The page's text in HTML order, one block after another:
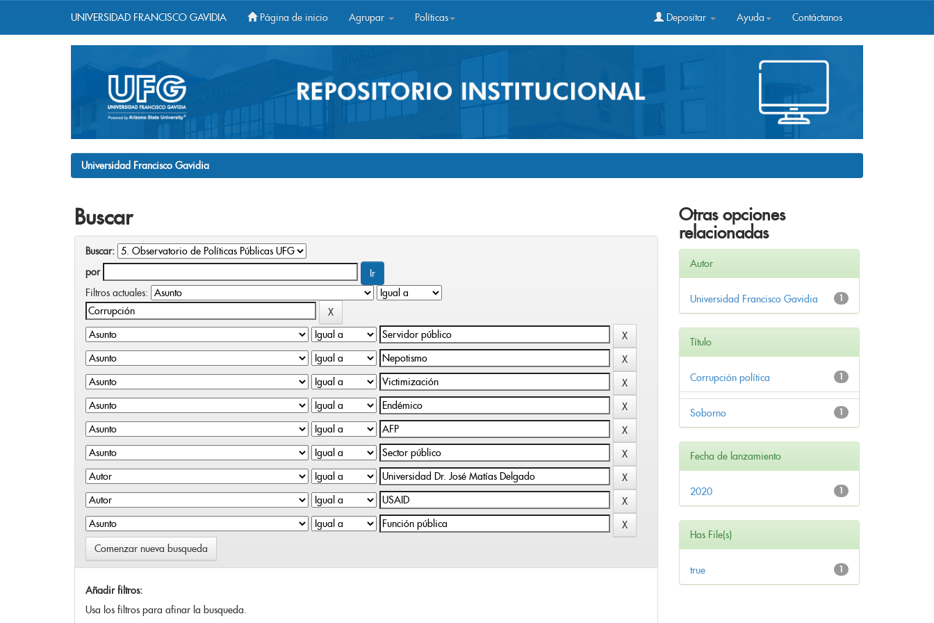
UNIVERSIDAD FRANCISCO GAVIDIA Página de inicio Agrupar Políticas Depositar Ayuda Contáctanos
Universidad Francisco Gavidia
Buscar
Buscar:
por
Filtros actuales:
Comenzar nueva busqueda
Añadir filtros:
Usa los filtros para afinar la busqueda.
Otras opciones
relacionadas
Autor
1
Universidad Francisco Gavidia
Título
1
Corrupción política
1
Soborno
Fecha de lanzamiento
1
2020
Has File(s)
1
true